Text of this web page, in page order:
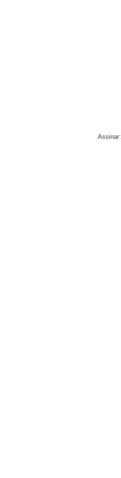
Assinar: